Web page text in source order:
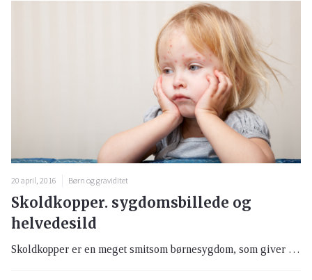
20 april, 2016 Børn og graviditet
Skoldkopper. sygdomsbillede og
helvedesild
Skoldkopper er en meget smitsom børnesygdom, som giver blærer, kløe og feber, og kan desværre også give grimme ar. Alligevel anses det for en af de sygdomme, som børnene skal have. I dag findes der en vaccine mod det, som kan gives til børn fra 9-måneders alderen.